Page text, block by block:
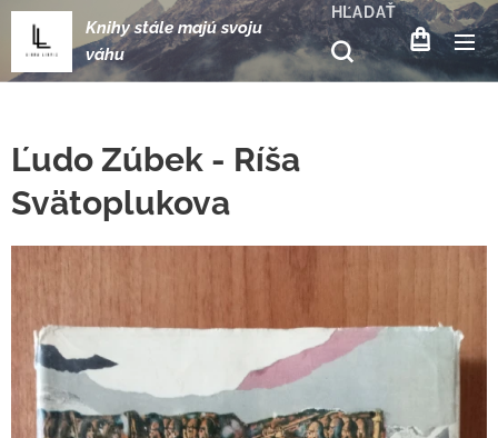
Knihy stále majú svoju
váhu
HĽADAŤ
Ľudo Zúbek - Ríša
Svätoplukova